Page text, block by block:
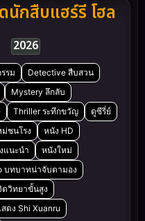
กสืบแฮร์รี โฮล
2026
รม
Detective สืบสวน
Mystery ลึกลับ
Thriller ระทึกขวัญ
ดูซีรี่ย์
ชนโรง
หนัง HD
แนะนำ
หนังใหม่
บทบาทน่าจับตามอง
ตวิทยาขั้นสูง
ดง Shi Xuanru